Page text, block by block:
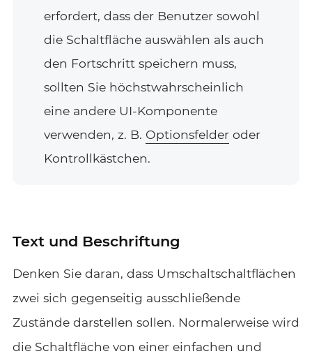
erfordert, dass der Benutzer sowohl
die Schaltfläche auswählen als auch
den Fortschritt speichern muss,
sollten Sie höchstwahrscheinlich
eine andere UI-Komponente
verwenden, z. B. Optionsfelderoder
Kontrollkästchen.
Text und Beschriftung
Denken Sie daran, dass Umschaltschaltflächen
zwei sich gegenseitig ausschließende
Zustände darstellen sollen. Normalerweise wird
die Schaltfläche von einer einfachen und